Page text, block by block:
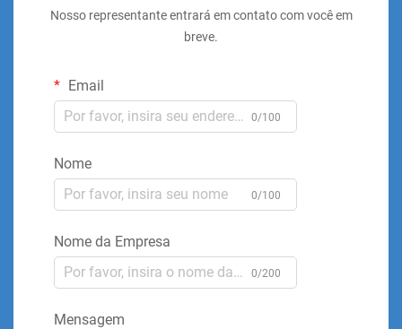
Nosso representante entrará em contato com você em
breve.
Email
0/100
Nome
0/100
Nome da Empresa
0/200
Mensagem